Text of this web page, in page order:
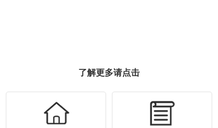
了解更多请点击